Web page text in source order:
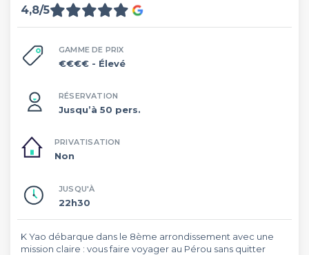
4,8/5
GAMME DE PRIX
€€€€ - Élevé
RÉSERVATION
Jusqu’à 50 pers.
PRIVATISATION
Non
JUSQU'À
22h30
K Yao débarque dans le 8ème arrondissement avec une
mission claire : vous faire voyager au Pérou sans quitter